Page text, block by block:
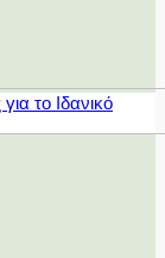
το Ιδανικό